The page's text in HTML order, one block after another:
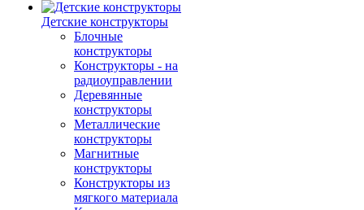
Детские конструкторы
Блочные
конструкторы
Конструкторы - на
радиоуправлении
Деревянные
конструкторы
Металлические
конструкторы
Магнитные
конструкторы
Конструкторы из
мягкого материала